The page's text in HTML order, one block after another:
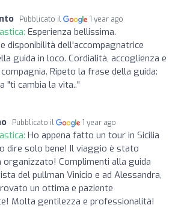
Pubblicato il 1 year ago
Esperienza bellissima.
disponibilità dell'accompagnatrice
guida in loco. Cordialità, accoglienza e
Ripeto la frase della guida:
"ti cambia la vita.."
Pubblicato il 1 year ago
Ho appena fatto un tour in Sicilia
dire solo bene! Il viaggio è stato
organizzato! Complimenti alla guida
del pullman Vinicio e ad Alessandra,
un ottima e paziente
Molta gentilezza e professionalità!